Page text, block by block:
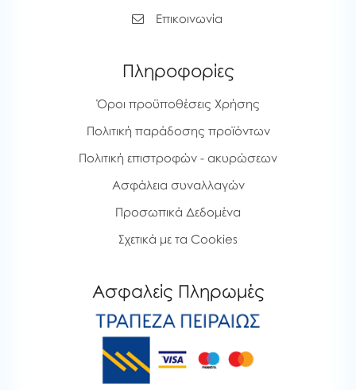
Επικοινωνία
Πληροφορίες
Όροι προϋποθέσεις Χρήσης
Πολιτική παράδοσης προϊόντων
Πολιτική επιστροφών - ακυρώσεων
Ασφάλεια συναλλαγών
Προσωπικά Δεδομένα
Σχετικά με τα Cookies
Ασφαλείς Πληρωμές